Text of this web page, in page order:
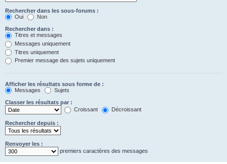
Rechercher dans les sous-forums :
Oui
Non
Rechercher dans :
Titres et messages
Messages uniquement
Titres uniquement
Premier message des sujets uniquement
Afficher les résultats sous forme de :
Messages
Sujets
Classer les résultats par :
Croissant
Décroissant
Rechercher depuis :
Renvoyer les :
premiers caractères des messages